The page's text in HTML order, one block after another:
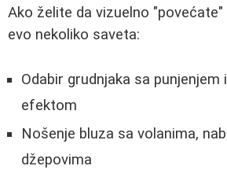
Ako želite da vizuelno
evo nekoliko saveta:
Odabir grudnjaka sa punjenjem
efektom
Nošenje bluza sa volanima,
džepovima